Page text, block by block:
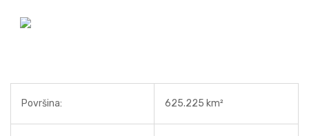
Površina: 625.225 km²